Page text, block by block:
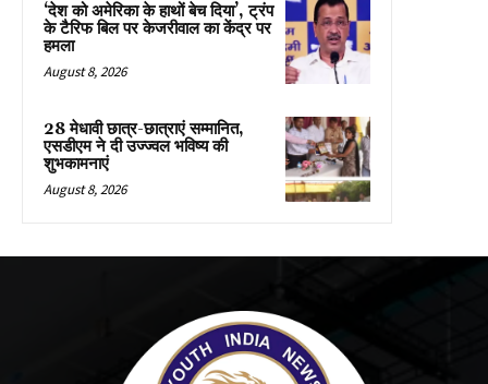
‘देश को अमेरिका के हाथों बेच दिया’, ट्रंप
के टैरिफ बिल पर केजरीवाल का केंद्र पर
हमला
August 8, 2026
28 मेधावी छात्र-छात्राएं सम्मानित,
एसडीएम ने दी उज्ज्वल भविष्य की
शुभकामनाएं
August 8, 2026